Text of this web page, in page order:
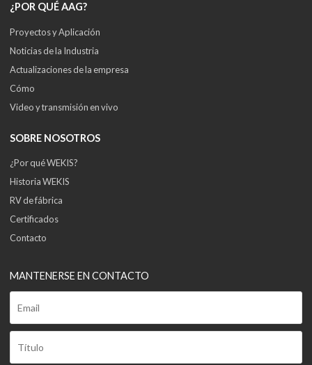
¿POR QUÉ AAG?
Proyectos y Aplicación
Noticias de la Industria
Actualizaciones de la empresa
Cómo
Video y transmisión en vivo
SOBRE NOSOTROS
¿Por qué WEKIS?
Historia WEKIS
RV de fábrica
Certificados
Contacto
MANTENERSE EN CONTACTO